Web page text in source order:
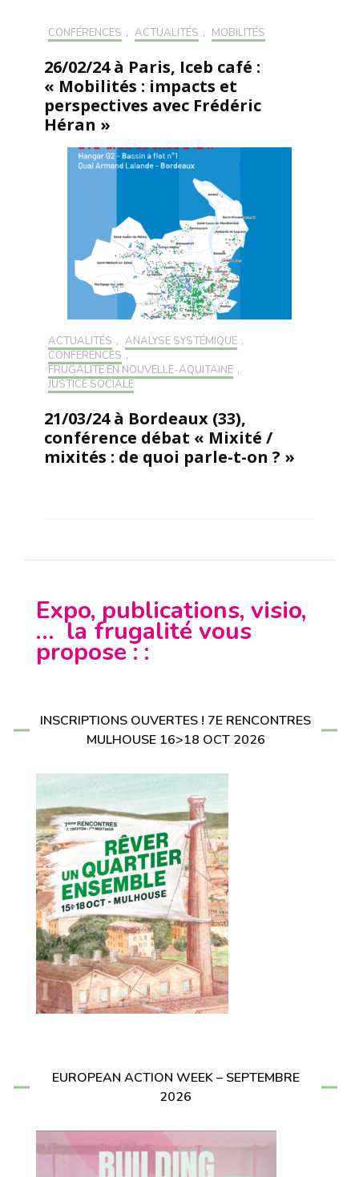
CONFÉRENCES , ACTUALITÉS , MOBILITÉS
26/02/24 à Paris, Iceb café :
« Mobilités : impacts et
perspectives avec Frédéric
Héran »
ACTUALITÉS , ANALYSE SYSTÉMIQUE ,
CONFÉRENCES ,
FRUGALITÉ EN NOUVELLE-AQUITAINE ,
JUSTICE SOCIALE
21/03/24 à Bordeaux (33),
conférence débat « Mixité /
mixités : de quoi parle-t-on ? »
Expo, publications, visio,
… la frugalité vous
propose : :
INSCRIPTIONS OUVERTES ! 7E RENCONTRES
MULHOUSE 16>18 OCT 2026
EUROPEAN ACTION WEEK – SEPTEMBRE
2026